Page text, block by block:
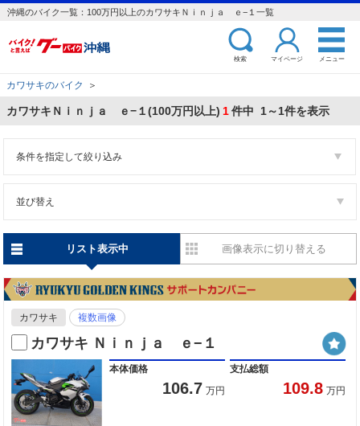
沖縄のバイク一覧：100万円以上のカワサキＮｉｎｊａ ｅ−１一覧
検索 マイページ メニュー
カワサキのバイク ＞
カワサキＮｉｎｊａ ｅ−１(100万円以上) 1件中 1～1件を表示
条件を指定して絞り込み
並び替え
リスト表示中 画像表示に切り替える
カワサキ 複数画像
カワサキ Ｎｉｎｊａ ｅ−１
本体価格
106.7 万円
支払総額
109.8 万円